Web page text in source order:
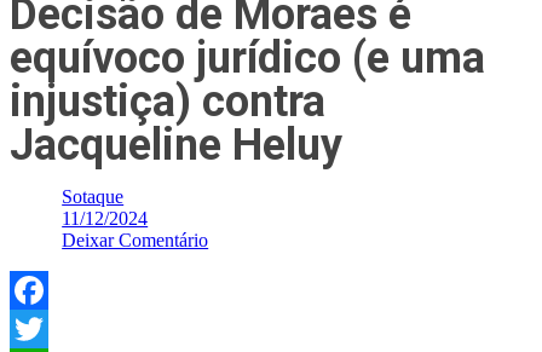
Decisão de Moraes é
equívoco jurídico (e uma
injustiça) contra
Jacqueline Heluy
Sotaque
11/12/2024
Deixar Comentário
Facebook